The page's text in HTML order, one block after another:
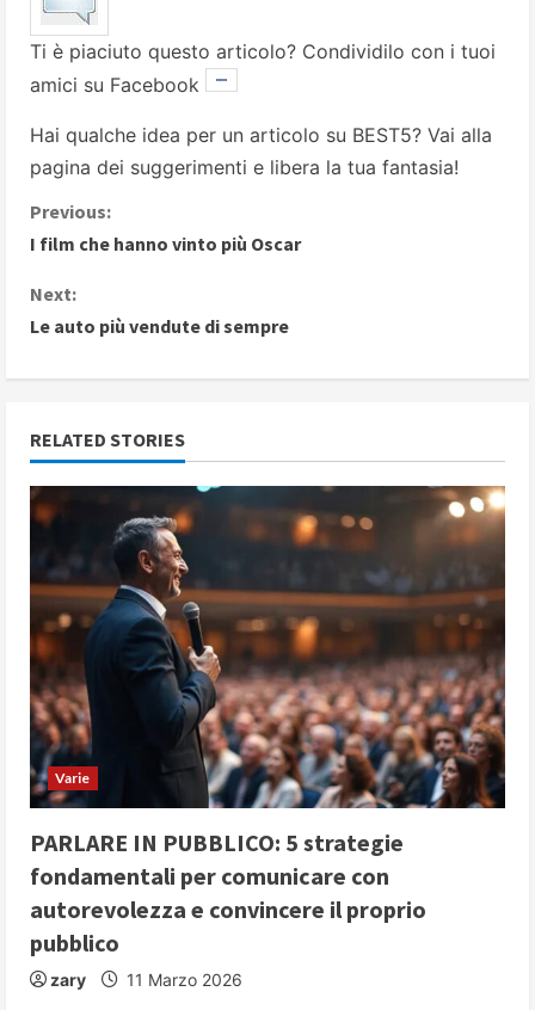
Ti è piaciuto questo articolo? Condividilo con i tuoi
amici su Facebook
Hai qualche idea per un articolo su BEST5? Vai alla
pagina dei suggerimenti e libera la tua fantasia!
C
n
t
n
u
e
R
e
a
d
i
n
g
Previous:
I film che hanno vinto più Oscar
Next:
Le auto più vendute di sempre
RELATED STORIES
Varie
PARLARE IN PUBBLICO: 5 strategie
fondamentali per comunicare con
autorevolezza e convincere il proprio
pubblico
zary 11 Marzo 2026